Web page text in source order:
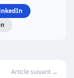
Article suivant →